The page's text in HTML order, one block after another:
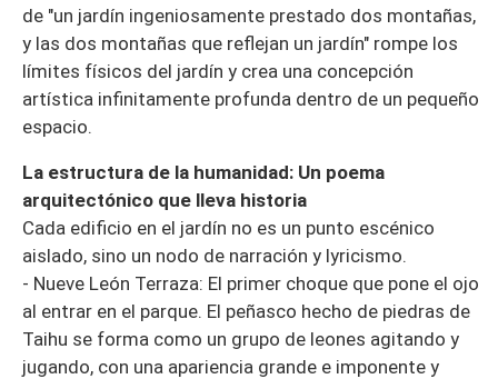
de "un jardín ingeniosamente prestado dos montañas,
y las dos montañas que reflejan un jardín" rompe los
límites físicos del jardín y crea una concepción
artística infinitamente profunda dentro de un pequeño
espacio.
La estructura de la humanidad: Un poema
arquitectónico que lleva historia
Cada edificio en el jardín no es un punto escénico
aislado, sino un nodo de narración y lyricismo.
- Nueve León Terraza: El primer choque que pone el ojo
al entrar en el parque. El peñasco hecho de piedras de
Taihu se forma como un grupo de leones agitando y
jugando, con una apariencia grande e imponente y